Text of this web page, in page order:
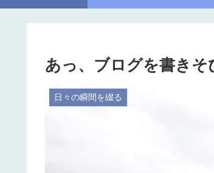
あっ、ブログを書きそ
日々の瞬間を綴る